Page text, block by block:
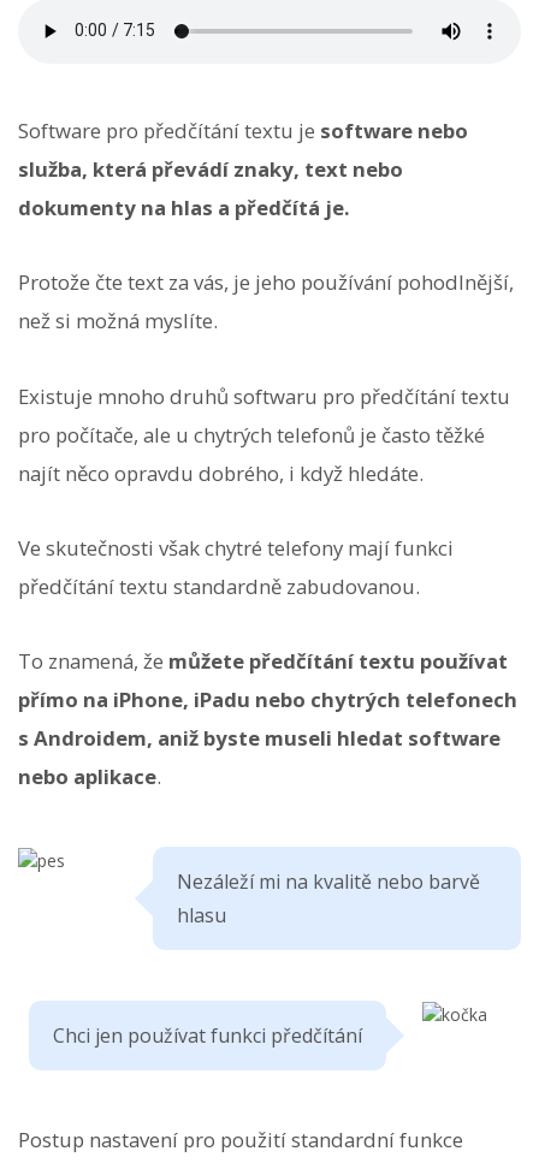
Software pro předčítání textu je software nebo
služba, která převádí znaky, text nebo
dokumenty na hlas a předčítá je.
Protože čte text za vás, je jeho používání pohodlnější,
než si možná myslíte.
Existuje mnoho druhů softwaru pro předčítání textu
pro počítače, ale u chytrých telefonů je často těžké
najít něco opravdu dobrého, i když hledáte.
Ve skutečnosti však chytré telefony mají funkci
předčítání textu standardně zabudovanou.
To znamená, že můžete předčítání textu používat
přímo na iPhone, iPadu nebo chytrých telefonech
s Androidem, aniž byste museli hledat software
nebo aplikace.
Nezáleží mi na kvalitě nebo barvě
hlasu
Chci jen používat funkci předčítání
Postup nastavení pro použití standardní funkce